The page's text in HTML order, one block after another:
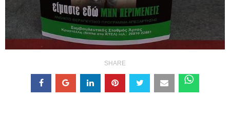
SHARE